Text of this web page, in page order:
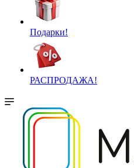
Подарки!
РАСПРОДАЖА!